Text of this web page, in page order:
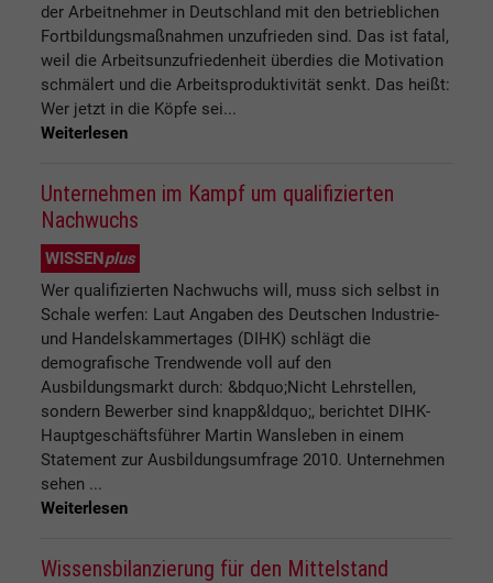
der Arbeitnehmer in Deutschland mit den betrieblichen
Fortbildungsmaßnahmen unzufrieden sind. Das ist fatal,
weil die Arbeitsunzufriedenheit überdies die Motivation
schmälert und die Arbeitsproduktivität senkt. Das heißt:
Wer jetzt in die Köpfe sei...
Weiterlesen
Unternehmen im Kampf um qualifizierten
Nachwuchs
WISSENplus
Wer qualifizierten Nachwuchs will, muss sich selbst in
Schale werfen: Laut Angaben des Deutschen Industrie-
und Handelskammertages (DIHK) schlägt die
demografische Trendwende voll auf den
Ausbildungsmarkt durch: &bdquo;Nicht Lehrstellen,
sondern Bewerber sind knapp&ldquo;, berichtet DIHK-
Hauptgeschäftsführer Martin Wansleben in einem
Statement zur Ausbildungsumfrage 2010. Unternehmen
sehen ...
Weiterlesen
Wissensbilanzierung für den Mittelstand